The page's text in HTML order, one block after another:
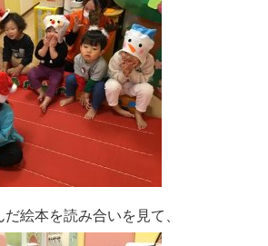
絵本を読み合いを見て、